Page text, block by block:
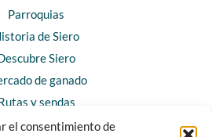
el consentimiento de
Parroquias
de Siero
Siero
de ganado
y sendas